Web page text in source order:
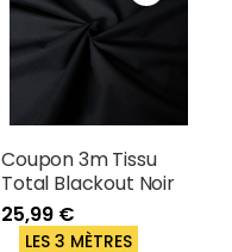
Coupon 3m Tissu
Total Blackout Noir
25,99 €
LES 3 MÈTRES